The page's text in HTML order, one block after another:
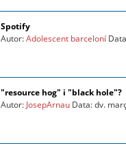
Spotify
Autor:Adolescent barceloní
"resource hog" i "black hole"?
Autor: JosepArnau Data: dv.